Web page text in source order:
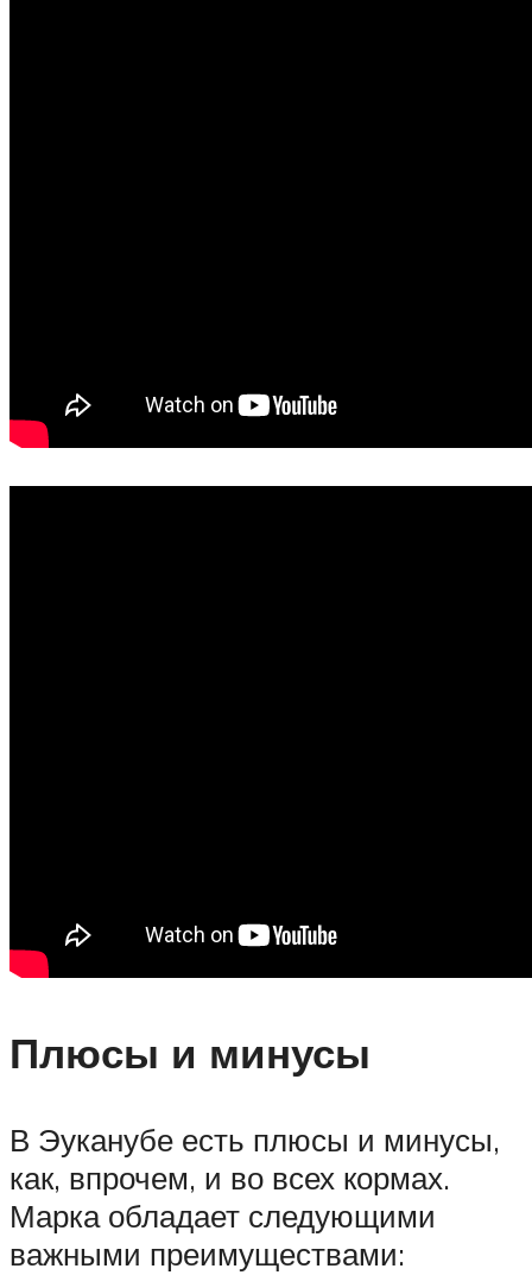
Плюсы и минусы
В Эуканубе есть плюсы и минусы,
как, впрочем, и во всех кормах.
Марка обладает следующими
важными преимуществами: